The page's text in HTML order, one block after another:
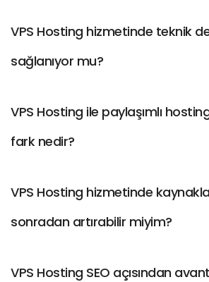
VPS Hosting hizmetinde teknik
sağlanıyor mu?
VPS Hosting ile paylaşımlı
fark nedir?
VPS Hosting hizmetinde
sonradan artırabilir miyim?
VPS Hosting SEO açısından